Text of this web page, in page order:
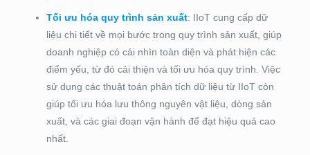
Tối ưu hóa quy trình sản xuất: IIoT cung cấp dữ
liệu chi tiết về mọi bước trong quy trình sản xuất, giúp
doanh nghiệp có cái nhìn toàn diện và phát hiện các
điểm yếu, từ đó cải thiện và tối ưu hóa quy trình. Việc
sử dụng các thuật toán phân tích dữ liệu từ IIoT còn
giúp tối ưu hóa lưu thông nguyên vật liệu, dòng sản
xuất, và các giai đoạn vận hành để đạt hiệu quả cao
nhất.